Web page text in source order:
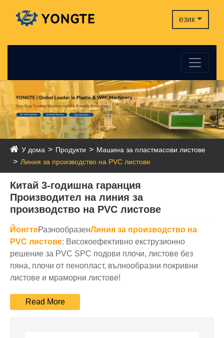
език
У дома Продукти
Машина за пластмасови листове
Линия за производство на PVC листове
Китай 3-годишна гаранция
Производител на линия за
производство на PVC листове
ЙонгтеРазнообразенЛиния за производство на
PVC листове: Високоефективно екструзионно
решение за PVC SPC подови плочи, листове без
пяна, плочи от пенопласт, вълнообразни покривни
листове и мраморни листове!